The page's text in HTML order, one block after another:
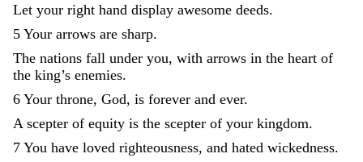
Let your right hand display awesome deeds.
5 Your arrows are sharp.
The nations fall under you, with arrows in the heart of
the king’s enemies.
6 Your throne, God, is forever and ever.
A scepter of equity is the scepter of your kingdom.
7 You have loved righteousness, and hated wickedness.